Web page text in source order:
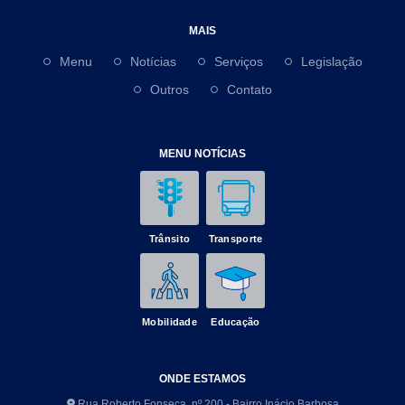
MAIS
Menu Notícias Serviços
Legislação
Outros
Contato
MENU NOTÍCIAS
Trânsito Transporte
Mobilidade Educação
ONDE ESTAMOS